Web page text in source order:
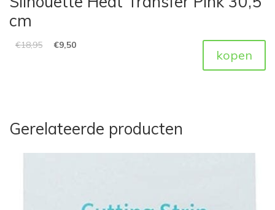
cm
€18,95 €9,50
kopen
Gerelateerde producten